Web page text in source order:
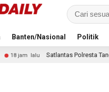
Banten/Nasional Politik
Tangerang Edukasi